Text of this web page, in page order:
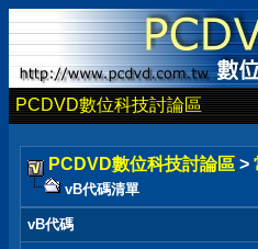
PCDVD數位科技討論區
PCDVD數位科技討論區 >
vB代碼清單
vB代碼